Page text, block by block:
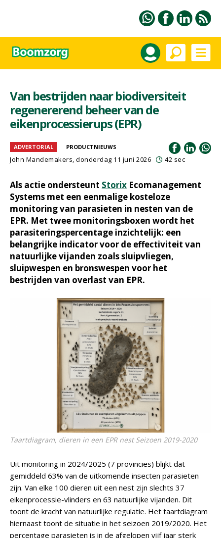
Van bestrijden naar biodiversiteit
regenererend beheer van de
eikenprocessierups (EPR)
ADVERTORIAL PRODUCTNIEUWS
John Mandemakers, donderdag 11 juni 2026 42 sec
Als actie ondersteunt Storix Ecomanagement
Systems met een eenmalige kosteloze
monitoring van parasieten in nesten van de
EPR. Met twee monitoringsboxen wordt het
parasiteringspercentage inzichtelijk: een
belangrijke indicator voor de effectiviteit van
natuurlijke vijanden zoals sluipvliegen,
sluipwespen en bronswespen voor het
bestrijden van overlast van EPR.
Taartdiagram, dieren in een EPR nest Seizoen 2019-2020
Uit monitoring in 2024/2025 (7 provincies) blijkt dat
gemiddeld 63% van de uitkomende insecten parasieten
zijn. Van elke 100 dieren uit een nest zijn slechts 37
eikenprocessie-vlinders en 63 natuurlijke vijanden. Dit
toont de kracht van natuurlijke regulatie. Het taartdiagram
hiernaast toont de situatie in het seizoen 2019/2020. Het
percentage parasieten is in de afgelopen vijf jaar sterk